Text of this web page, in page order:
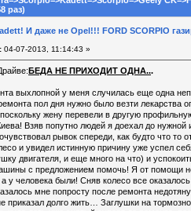
раз)
И даже не Opel!!! FORD SCORPIO
04-07-2013, 11:14:43 »
БЕДА НЕ ПРИХОДИТ ОДНА...
выхлопной у меня случилась еще одна
пол дня нужно было везти лекарства
поскольку жену перевели в другую
Взяв попутно людей я доехал до нужной
рывок спереди, как будто что то
и увидел истинную причину уже успел
двигателя, и еще много на что) и
с предложением помочь! Я от помощи
у человека были! Сняв колесо все
мне попросту после ремонта
приказал долго жить… Заглушки на